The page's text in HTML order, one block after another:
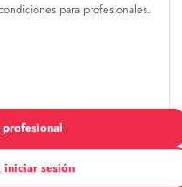
para profesionales.
profesional
iniciar sesión